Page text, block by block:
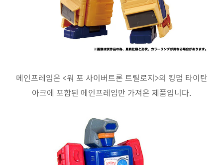
메인프레임은 <워 포 사이버트론 트릴로지>의 킹덤 타이탄
아크에 포함된 메인프레임만 가져온 제품입니다.